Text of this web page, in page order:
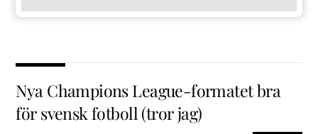
Nya Champions League-formatet bra
för svensk fotboll (tror jag)